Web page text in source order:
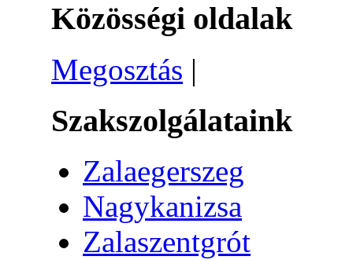
Közösségi oldalak
Megosztás |
Szakszolgálataink
Zalaegerszeg
Nagykanizsa
Zalaszentgrót